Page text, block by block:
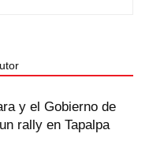
y el Gobierno de
rally en Tapalpa